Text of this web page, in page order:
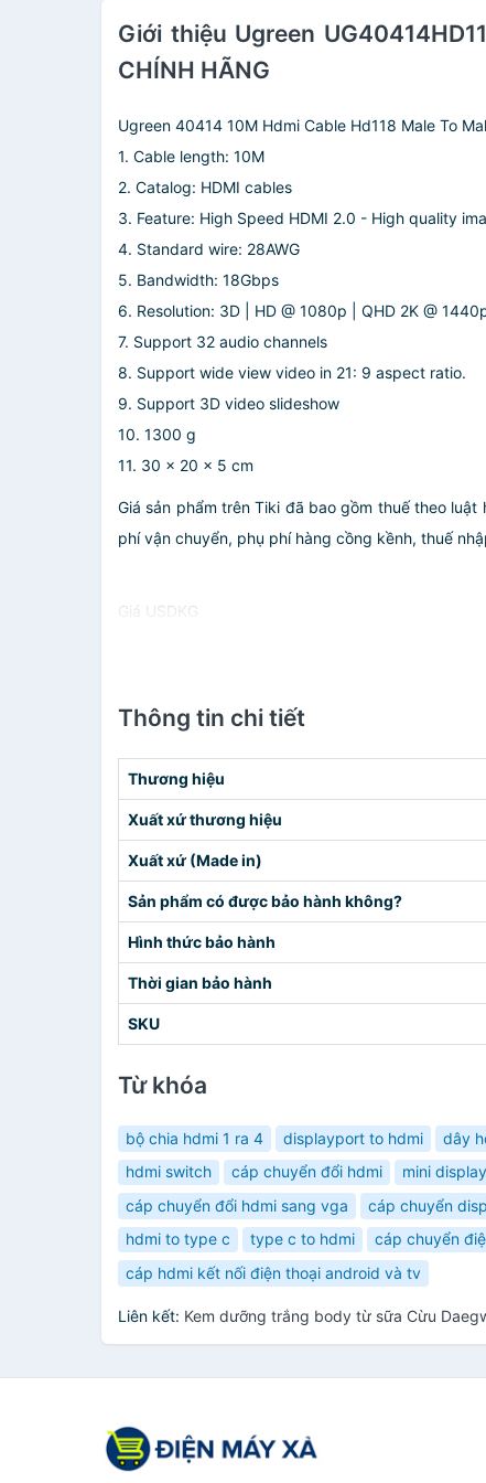
Giới thiệu Ugreen
CHÍNH HÃNG
Ugreen 40414 10M Hdmi Cable Hd118 Male To
1. Cable length: 10M
2. Catalog: HDMI cables
3. Feature: High Speed ​​HDMI 2.0 - High quality
4. Standard wire: 28AWG
5. Bandwidth: 18Gbps
6. Resolution: 3D | HD @ 1080p | QHD 2K @
7. Support 32 audio channels
8. Support wide view video in 21: 9 aspect ratio.
9. Support 3D video slideshow
10. 1300 g
11. 30 x 20 x 5 cm
Giá sản phẩm trên Tiki đã bao gồm thuế theo
phí vận chuyển, phụ phí hàng cồng kềnh, thuế
Giá USDKG
Thông tin chi tiết
Thương hiệu
Xuất xứ thương hiệu
Xuất xứ (Made in)
Sản phẩm có được bảo hành không?
Hình thức bảo hành
Thời gian bảo hành
SKU
Từ khóa
bộ chia hdmi 1 ra 4 displayport to hdmi dây
hdmi switch
cáp chuyển đổi hdmi mini
cáp chuyển đổi hdmi sang vga
cáp chuyển
hdmi to type c
type c to hdmi cáp chuyển
cáp hdmi kết nối điện thoại android và tv
Liên kết: Kem dưỡng trắng body từ sữa Cừu